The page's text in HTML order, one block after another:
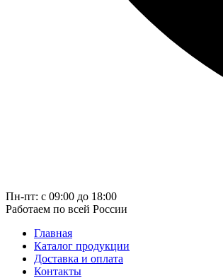
Пн-пт: с 09:00 до 18:00
Работаем по всей России
Главная
Каталог продукции
Доставка и оплата
Контакты